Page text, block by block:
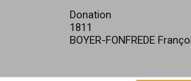
Donation
1811
BOYER-FONFREDE